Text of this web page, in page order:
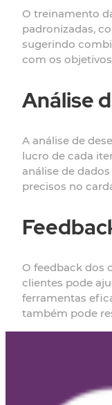
O treinamento
padronizadas,
sugerindo
com os
Análise
A análise de
lucro de cada
análise de
precisos no
O feedback dos
clientes pode
ferramentas
também pode